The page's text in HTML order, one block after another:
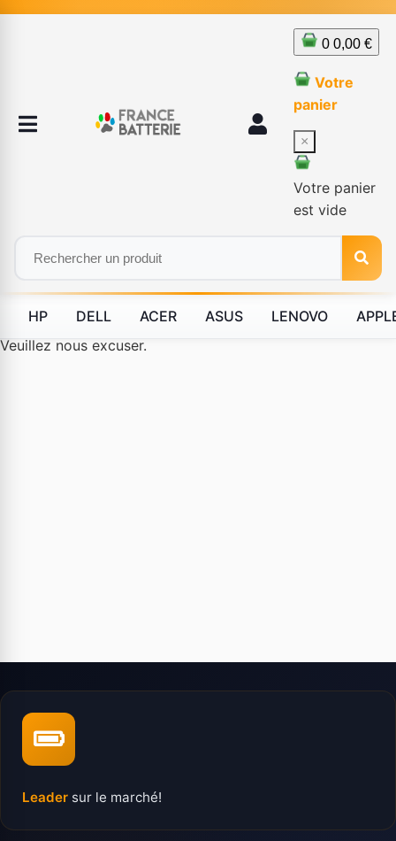
0 0,00 €
Votre
panier
×
Votre panier
est vide
HP DELL ACER ASUS LENOVO
Le produit #BLD--12232 n'est plus disponible à la vente.
Veuillez nous excuser.
Leader sur le marché!